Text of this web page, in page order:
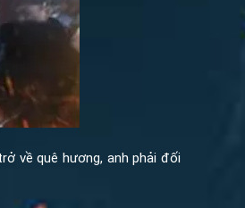
về quê hương, anh phải đối